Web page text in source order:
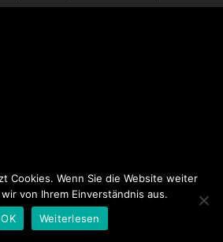
Cookies. Wenn Sie die Website weiter
von Ihrem Einverständnis aus.
OK
Weiterlesen